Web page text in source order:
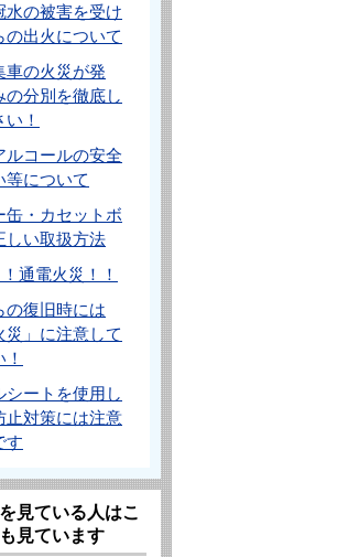
水の被害を受け
の出火について
車の火災が発
の分別を徹底し
！
ルコールの安全
等について
缶・カセットボ
しい取扱方法
通電火災！！
の復旧時には
災」に注意して
シートを使用し
止対策には注意
す
見ている人はこ
見ています